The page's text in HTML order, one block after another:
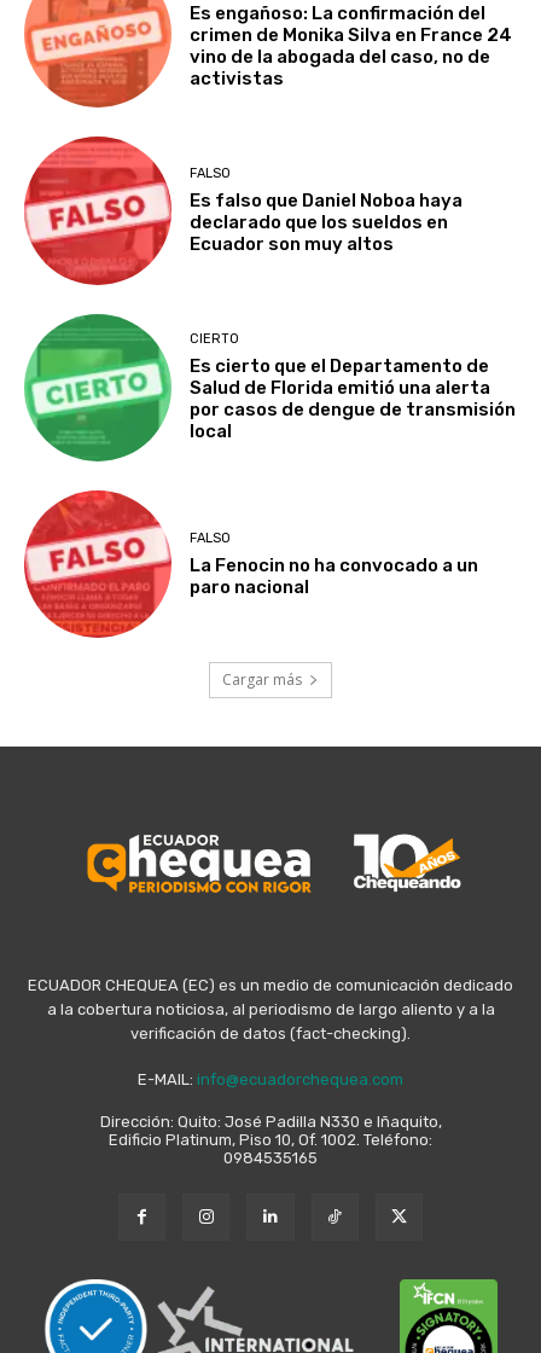
Es engañoso: La confirmación del
crimen de Monika Silva en France 24
vino de la abogada del caso, no de
activistas
FALSO
Es falso que Daniel Noboa haya
declarado que los sueldos en
Ecuador son muy altos
CIERTO
Es cierto que el Departamento de
Salud de Florida emitió una alerta
por casos de dengue de transmisión
local
FALSO
La Fenocin no ha convocado a un
paro nacional
Cargar más
ECUADOR CHEQUEA (EC) es un medio de comunicación dedicado
a la cobertura noticiosa, al periodismo de largo aliento y a la
verificación de datos (fact-checking).
E-MAIL: info@ecuadorchequea.com
Dirección: Quito: José Padilla N330 e Iñaquito,
Edificio Platinum, Piso 10, Of. 1002. Teléfono:
0984535165